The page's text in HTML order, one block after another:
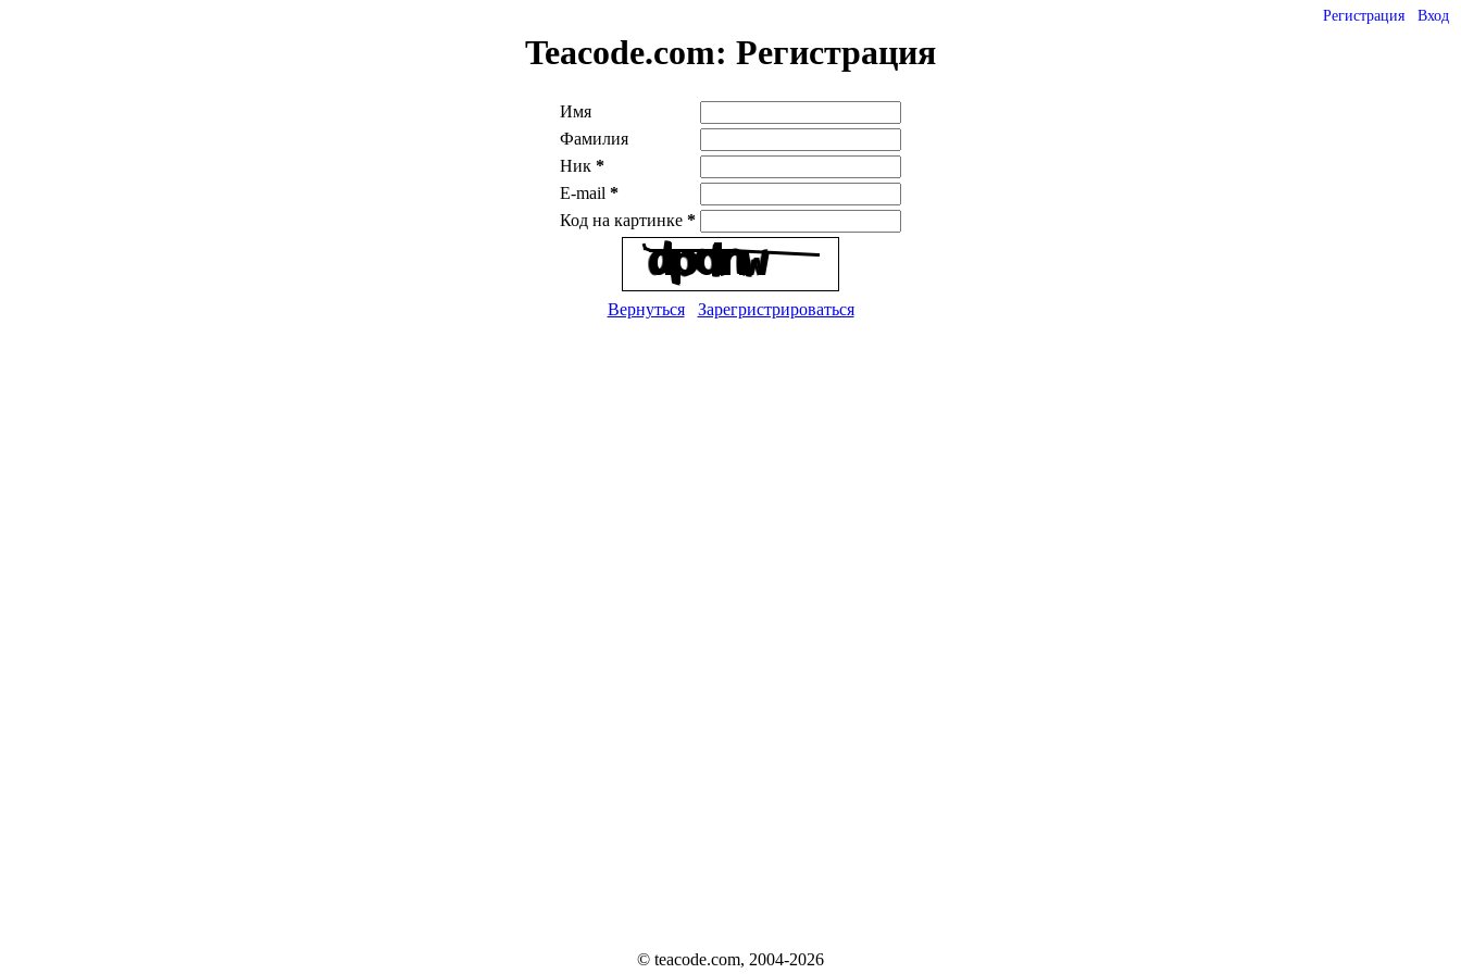
Регистрация Вход
Teacode.com: Регистрация
Имя
Фамилия
Ник *
E-mail *
Код на картинке *
Вернуться Зарегристрироваться
© teacode.com, 2004-2026